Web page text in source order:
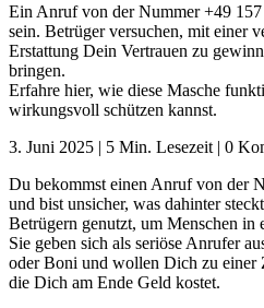
Ein Anruf von der Nummer +49
sein. Betrüger versuchen, mit einer
Erstattung Dein Vertrauen zu
bringen.
Erfahre hier, wie diese Masche
wirkungsvoll schützen kannst.
3. Juni 2025 | 5 Min. Lesezeit | 0
Du bekommst einen Anruf von der
und bist unsicher, was dahinter
Betrügern genutzt, um Menschen in
Sie geben sich als seriöse Anrufer
oder Boni und wollen Dich zu einer
die Dich am Ende Geld kostet.